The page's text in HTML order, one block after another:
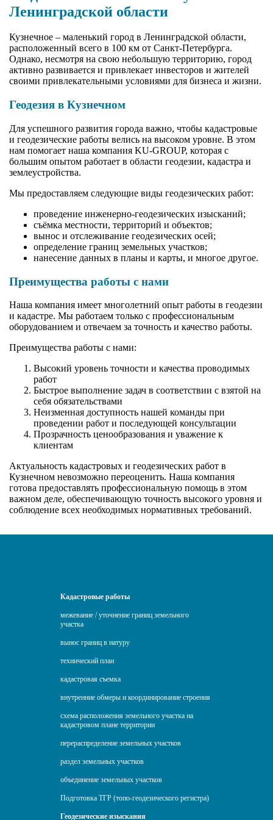
Ленинградской области
Кузнечное – маленький город в Ленинградской области,
расположенный всего в 100 км от Санкт-Петербурга.
Однако, несмотря на свою небольшую территорию, город
активно развивается и привлекает инвесторов и жителей
своими привлекательными условиями для бизнеса и жизни.
Геодезия в Кузнечном
Для успешного развития города важно, чтобы кадастровые
и геодезические работы велись на высоком уровне. В этом
нам помогает наша компания KU-GROUP, которая с
большим опытом работает в области геодезии, кадастра и
землеустройства.
Мы предоставляем следующие виды геодезических работ:
проведение инженерно-геодезических изысканий;
съёмка местности, территорий и объектов;
вынос и отслеживание геодезических осей;
определение границ земельных участков;
нанесение данных в планы и карты, и многое другое.
Преимущества работы с нами
Наша компания имеет многолетний опыт работы в геодезии
и кадастре. Мы работаем только с профессиональным
оборудованием и отвечаем за точность и качество работы.
Преимущества работы с нами:
Высокий уровень точности и качества проводимых
работ
Быстрое выполнение задач в соответствии с взятой на
себя обязательствами
Неизменная доступность нашей команды при
проведении работ и последующей консультации
Прозрачность ценообразования и уважение к
клиентам
Актуальность кадастровых и геодезических работ в
Кузнечном невозможно переоценить. Наша компания
готова предоставлять профессиональную помощь в этом
важном деле, обеспечивающую точность высокого уровня и
соблюдение всех необходимых нормативных требований.
Кадастровые работы
межевание / уточнение границ земельного
участка
вынос границ в натуру
технический план
кадастровая съемка
внутренние обмеры и координирование строения
схема расположения земельного участка на
кадастровом плане территории
перераспределение земельных участков
раздел земельных участков
объединение земельных участков
Подготовка ТГР (топо-геодезического регистра)
Геодезические изыскания